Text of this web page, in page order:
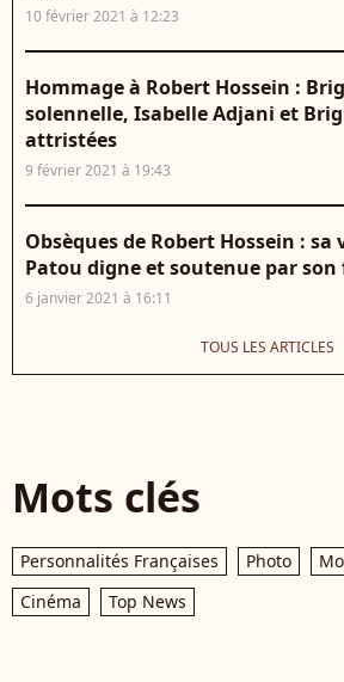
10 février 2021 à 12:23
Hommage à Robert Hossein :
solennelle, Isabelle Adjani et
attristées
9 février 2021 à 19:43
Obsèques de Robert Hossein : sa
Patou digne et soutenue par son
6 janvier 2021 à 16:11
TOUS LES ARTICLES
Mots clés
Personnalités Françaises Photo
Cinéma
Top News